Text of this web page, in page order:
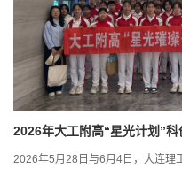
2026年大工附高“星光计划”
2026年5月28日与6月4日，大连理